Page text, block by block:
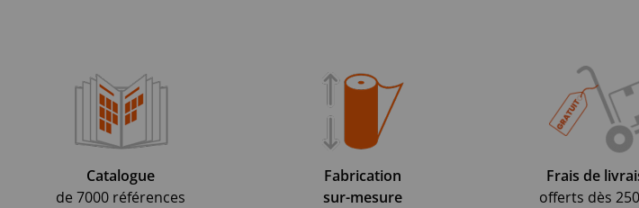
Catalogue
de 7000 références
Fabrication
sur-mesure
Frais de
offerts dès